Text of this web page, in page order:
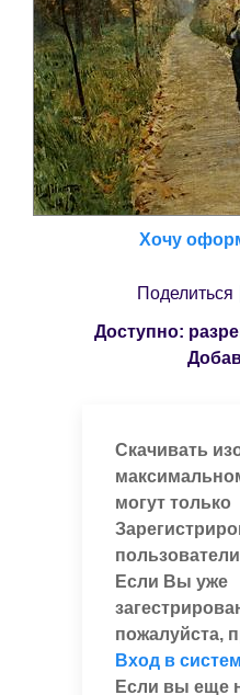
Хочу
Поделиться
Доступно:
Скачивать
могут только
пользователи
Если Вы уже
пожалуйста,
Вход в
Если вы еще